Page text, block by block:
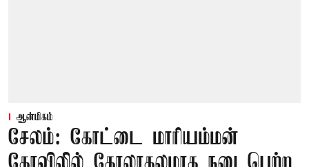
ஆன்மிகம்
சேலம்: கோட்டை மாரியம்மன்